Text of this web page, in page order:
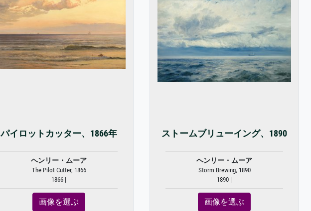
パイロットカッター、1866年
ヘンリー・ムーア
The Pilot Cutter, 1866
1866 |
画像を選ぶ
ストームブリューイング、1890
ヘンリー・ムーア
Storm Brewing, 1890
1890 |
画像を選ぶ